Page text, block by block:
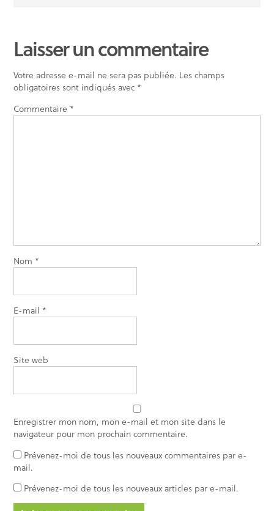
Laisser un commentaire
Votre adresse e-mail ne sera pas publiée. Les champs
obligatoires sont indiqués avec *
Commentaire *
Nom *
E-mail *
Site web
Enregistrer mon nom, mon e-mail et mon site dans le
navigateur pour mon prochain commentaire.
Prévenez-moi de tous les nouveaux commentaires par e-
mail.
Prévenez-moi de tous les nouveaux articles par e-mail.